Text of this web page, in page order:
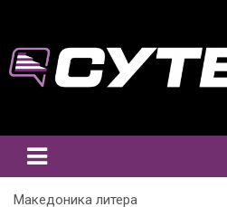
content
Македоника литера